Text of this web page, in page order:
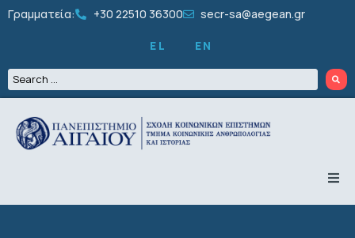
Γραμματεία: +30 22510 36300 secr-sa@aegean.gr
EL EN
ΤΟ ΤΜΗΜΑ